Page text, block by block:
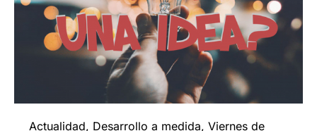
Actualidad, Desarrollo a medida, Viernes de